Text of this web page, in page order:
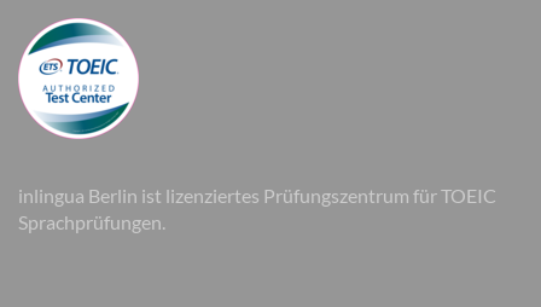
inlingua Berlin ist lizenziertes Prüfungszentrum für TOEIC
Sprachprüfungen.